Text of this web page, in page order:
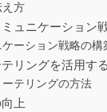
え方
ュニケーション
ケーション戦略の構
リングを活用する
ーテリングの方法
上